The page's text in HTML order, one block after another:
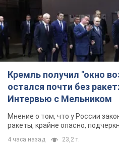
Кремль получил "окно
остался почти без
Интервью с Мельником
Мнение о том, что у России
ракеты, крайне опасно,
4 часа назад 23,2 т.